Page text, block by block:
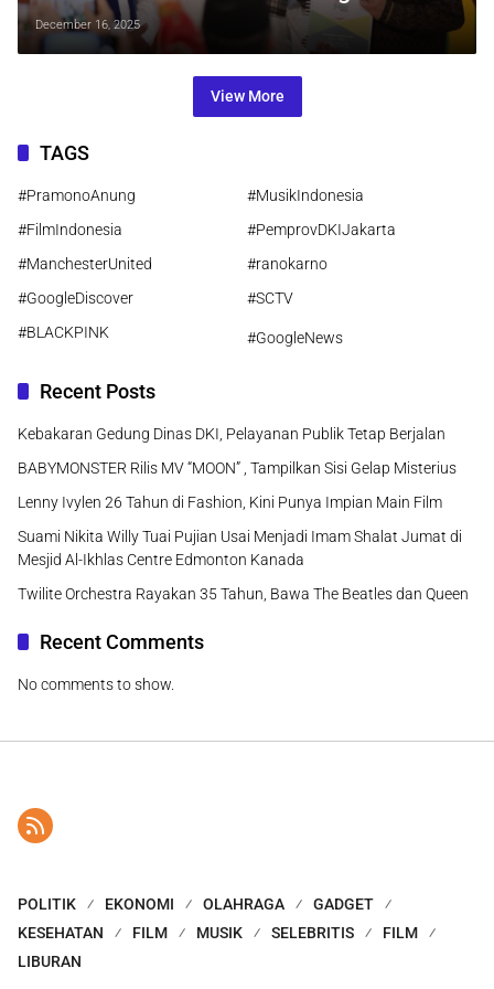
Betawi Usai Kongres Istimewa 2025
December 16, 2025
View More
TAGS
#PramonoAnung
#MusikIndonesia
#FilmIndonesia
#PemprovDKIJakarta
#ManchesterUnited
#ranokarno
#GoogleDiscover
#SCTV
#BLACKPINK
#GoogleNews
Recent Posts
Kebakaran Gedung Dinas DKI, Pelayanan Publik Tetap Berjalan
BABYMONSTER Rilis MV “MOON” , Tampilkan Sisi Gelap Misterius
Lenny Ivylen 26 Tahun di Fashion, Kini Punya Impian Main Film
Suami Nikita Willy Tuai Pujian Usai Menjadi Imam Shalat Jumat di
Mesjid Al-Ikhlas Centre Edmonton Kanada
Twilite Orchestra Rayakan 35 Tahun, Bawa The Beatles dan Queen
Recent Comments
No comments to show.
POLITIK EKONOMI OLAHRAGA
GADGET
KESEHATAN
FILM MUSIK SELEBRITIS
FILM
LIBURAN